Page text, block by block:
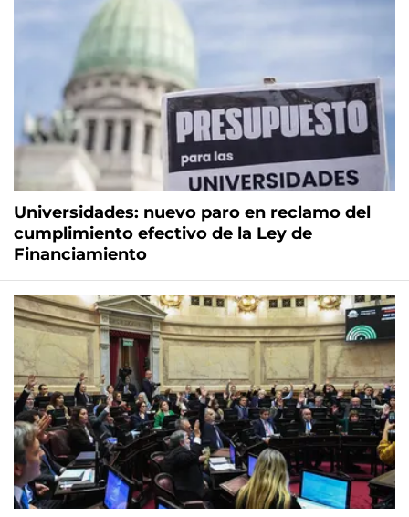
Universidades: nuevo paro en reclamo del
cumplimiento efectivo de la Ley de
Financiamiento